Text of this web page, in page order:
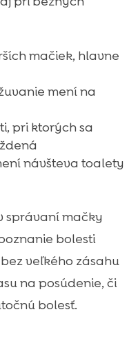
mačiek, hlavne
mení na
pri ktorých sa
návšteva toalety
správaní mačky
bolesti
veľkého zásahu
na posúdenie, či
bolesť.